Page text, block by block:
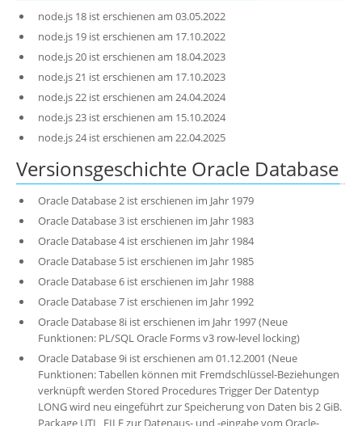
node.js 18 ist erschienen am 03.05.2022
node.js 19 ist erschienen am 17.10.2022
node.js 20 ist erschienen am 18.04.2023
node.js 21 ist erschienen am 17.10.2023
node.js 22 ist erschienen am 24.04.2024
node.js 23 ist erschienen am 15.10.2024
node.js 24 ist erschienen am 22.04.2025
Versionsgeschichte Oracle Database
Oracle Database 2 ist erschienen im Jahr 1979
Oracle Database 3 ist erschienen im Jahr 1983
Oracle Database 4 ist erschienen im Jahr 1984
Oracle Database 5 ist erschienen im Jahr 1985
Oracle Database 6 ist erschienen im Jahr 1988
Oracle Database 7 ist erschienen im Jahr 1992
Oracle Database 8i ist erschienen im Jahr 1997 (Neue
Funktionen: PL/SQL Oracle Forms v3 row-level locking)
Oracle Database 9i ist erschienen am 01.12.2001 (Neue
Funktionen: Tabellen können mit Fremdschlüssel-Beziehungen
verknüpft werden Stored Procedures Trigger Der Datentyp
LONG wird neu eingeführt zur Speicherung von Daten bis 2 GiB.
Package UTL_FILE zur Datenaus- und -eingabe vom Oracle-